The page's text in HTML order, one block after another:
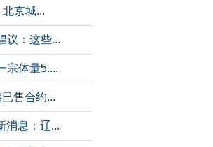
北京城...
议：这些...
宗体量5....
售合约...
消息：辽...